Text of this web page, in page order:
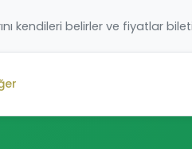
kendileri belirler ve fiyatlar